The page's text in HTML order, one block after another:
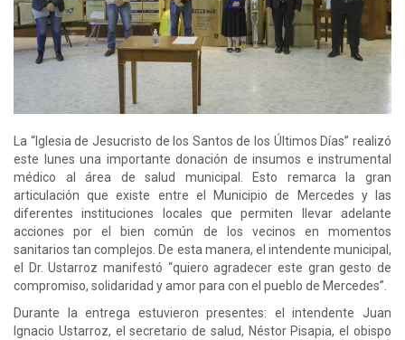
La “Iglesia de Jesucristo de los Santos de los Últimos Días” realizó
este lunes una importante donación de insumos e instrumental
médico al área de salud municipal. Esto remarca la gran
articulación que existe entre el Municipio de Mercedes y las
diferentes instituciones locales que permiten llevar adelante
acciones por el bien común de los vecinos en momentos
sanitarios tan complejos. De esta manera, el intendente municipal,
el Dr. Ustarroz manifestó “quiero agradecer este gran gesto de
compromiso, solidaridad y amor para con el pueblo de Mercedes”.
Durante la entrega estuvieron presentes: el intendente Juan
Ignacio Ustarroz, el secretario de salud, Néstor Pisapia, el obispo